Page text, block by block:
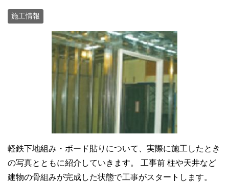
施工情報
軽鉄下地組み・ボード貼りについて、実際に施工したとき
の写真とともに紹介していきます。 工事前 柱や天井など
建物の骨組みが完成した状態で工事がスタートします。